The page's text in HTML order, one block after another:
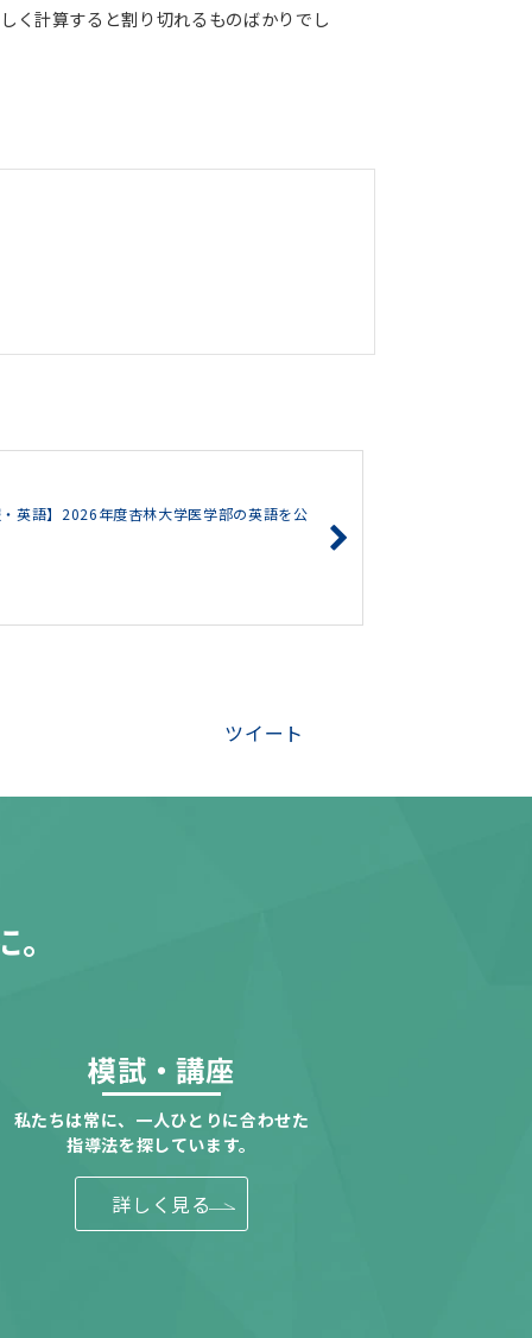
く計算すると割り切れるものばかりでし
英語】2026年度杏林大学医学部の英語を公
ツイート
模試・講座
私たちは常に、一人ひとりに合わせた
指導法を探しています。
詳しく見る